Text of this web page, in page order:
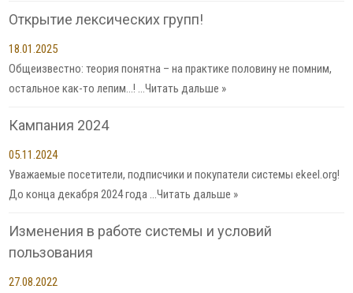
Открытие лексических групп!
18.01.2025
Общеизвестно: теория понятна – на практике половину не помним,
остальное как-то лепим…! …Читать дальше »
Кампания 2024
05.11.2024
Уважаемые посетители, подписчики и покупатели системы ekeel.org!
До конца декабря 2024 года …Читать дальше »
Изменения в работе системы и условий
пользования
27.08.2022